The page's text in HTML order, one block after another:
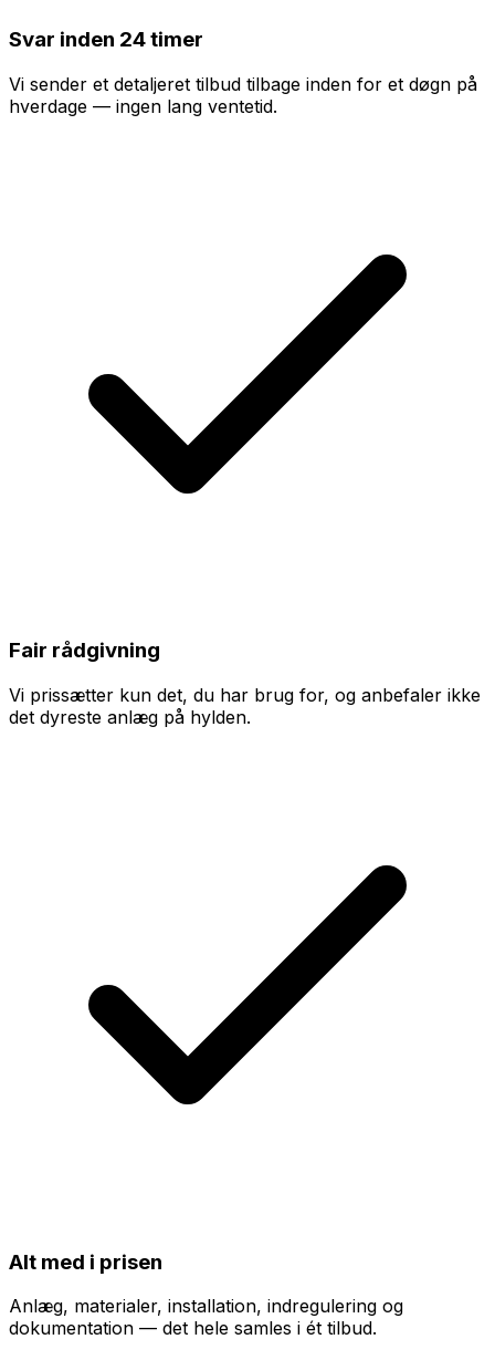
Svar inden 24 timer
Vi sender et detaljeret tilbud tilbage inden for et døgn på
hverdage — ingen lang ventetid.
Fair rådgivning
Vi prissætter kun det, du har brug for, og anbefaler ikke
det dyreste anlæg på hylden.
Alt med i prisen
Anlæg, materialer, installation, indregulering og
dokumentation — det hele samles i ét tilbud.